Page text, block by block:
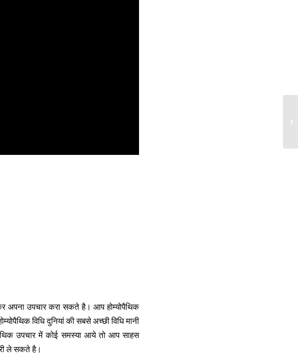
उपचार करा सकते है। आप होम्योपैथिक
विधि दुनियां की सबसे अच्छी विधि मानी
उपचार में कोई समस्या आये तो आप साहस
ले सकते है।